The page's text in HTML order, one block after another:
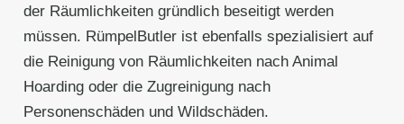
der Räumlichkeiten gründlich beseitigt werden
müssen. RümpelButler ist ebenfalls spezialisiert auf
die Reinigung von Räumlichkeiten nach Animal
Hoarding oder die Zugreinigung nach
Personenschäden und Wildschäden.